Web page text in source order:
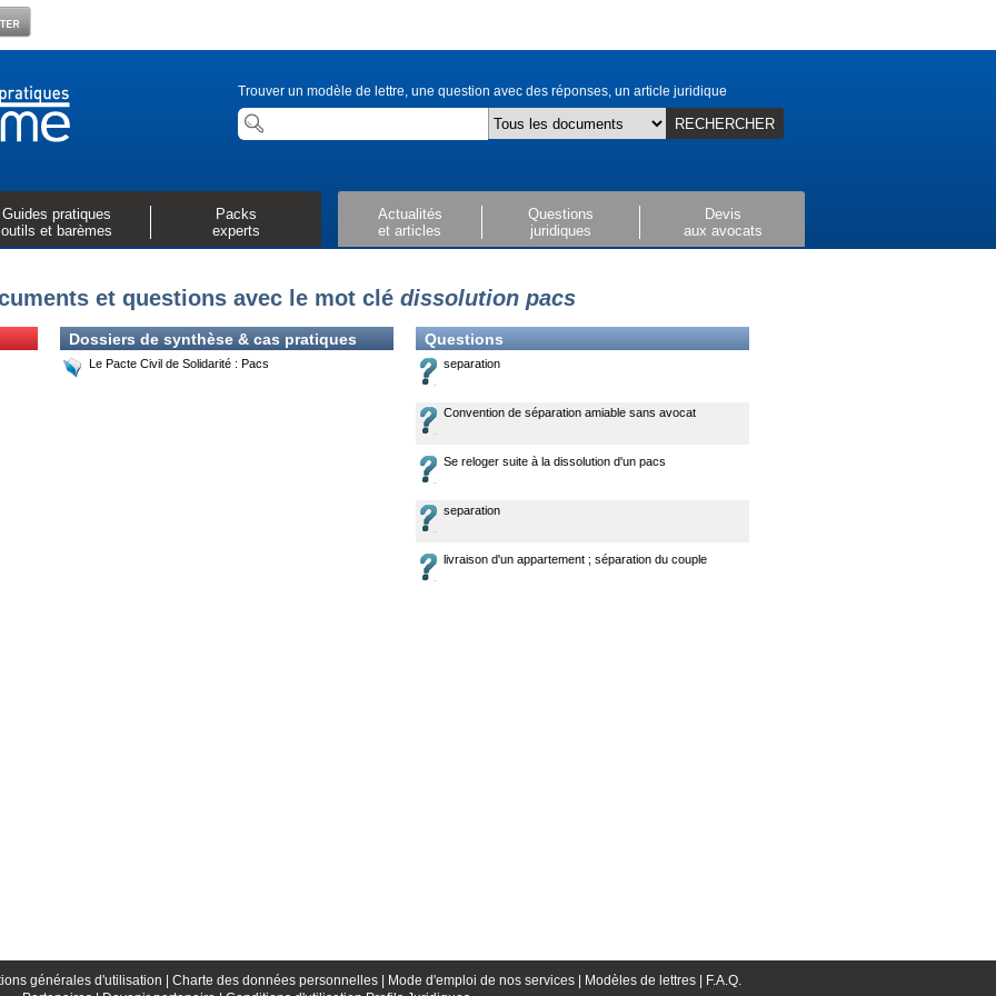
Trouver un modèle de lettre, une question avec des réponses, un article juridique
RECHERCHER
Guides pratiques
outils et barèmes
Packs
experts
Actualités
et articles
Questions
juridiques
Devis
aux avocats
et questions avec le mot clé dissolution pacs
Dossiers de synthèse & cas pratiques
Le Pacte Civil de Solidarité : Pacs
Questions
separation
Convention de séparation amiable sans avocat
Se reloger suite à la dissolution d'un pacs
separation
livraison d'un appartement ; séparation du couple
générales d'utilisation | Charte des données personnelles | Mode d'emploi de nos services | Modèles de lettres |
F.A.Q.